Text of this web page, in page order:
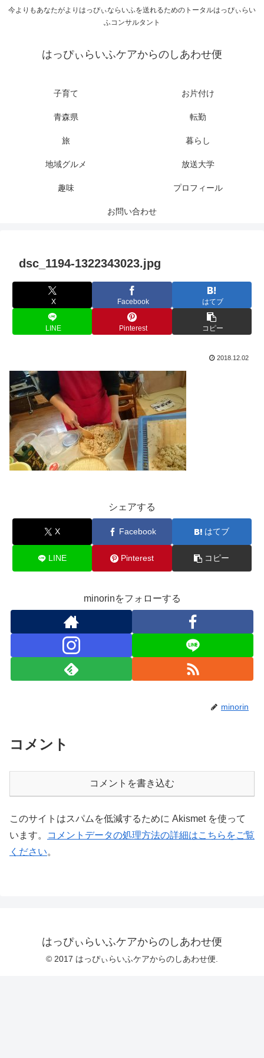
今よりもあなたがよりはっぴぃならいふを送れるためのトータルはっぴぃらい
ふコンサルタント
はっぴぃらいふケアからのしあわせ便
子育て お片付け
青森県 転勤
旅 暮らし
地域グルメ 放送大学
趣味 プロフィール
お問い合わせ
dsc_1194-1322343023.jpg
X Facebook はてブ
LINE Pinterest コピー
2018.12.02
シェアする
X Facebook はてブ
LINE Pinterest コピー
minorinをフォローする
minorin
コメント
コメントを書き込む
このサイトはスパムを低減するために Akismet を使って
います。
コメントデータの処理方法の詳細はこちらをご覧
ください。
はっぴぃらいふケアからのしあわせ便
© 2017 はっぴぃらいふケアからのしあわせ便.